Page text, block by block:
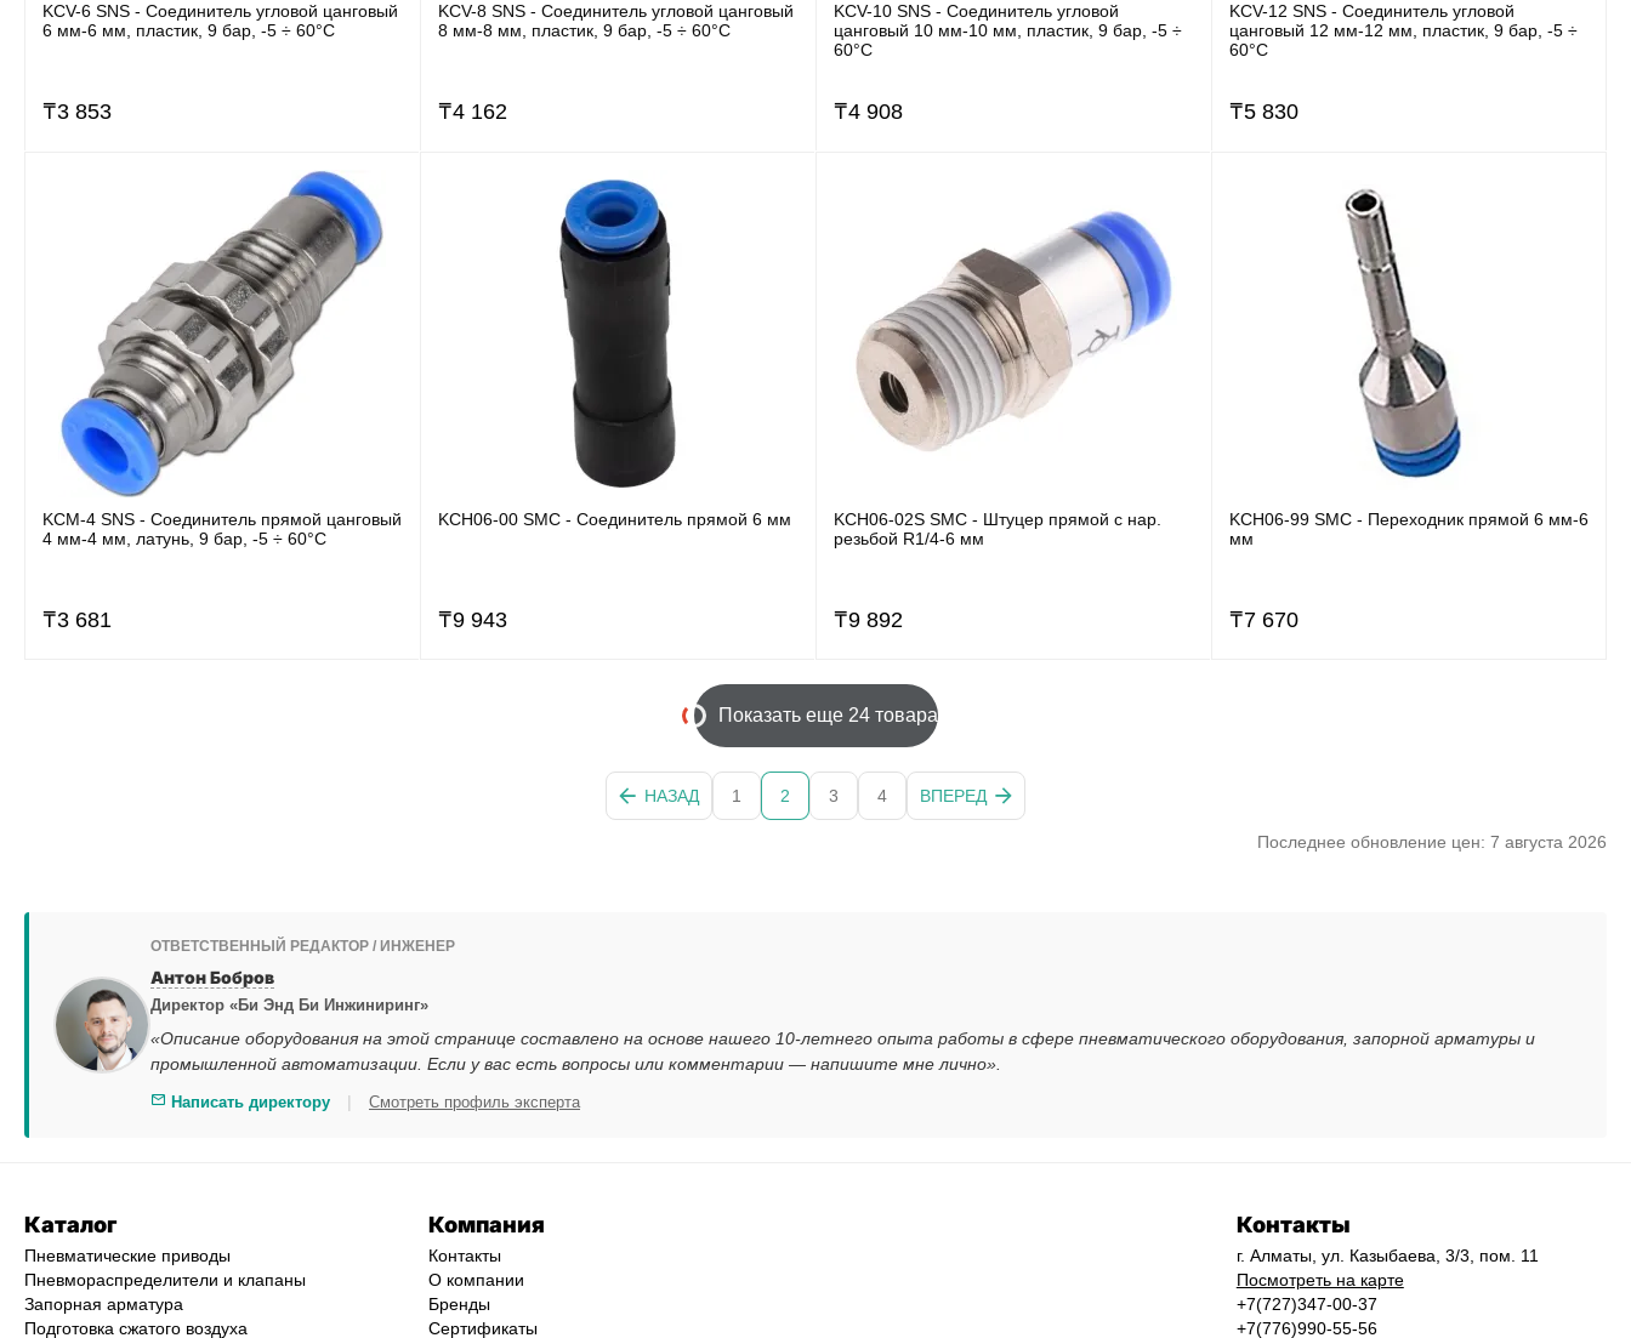
KCV-6 SNS - Соединитель угловой цанговый
6 мм-6 мм, пластик, 9 бар, -5 ÷ 60°C
₸3 853
KCV-8 SNS - Соединитель угловой цанговый
8 мм-8 мм, пластик, 9 бар, -5 ÷ 60°C
₸4 162
KCV-10 SNS - Соединитель угловой
цанговый 10 мм-10 мм, пластик, 9 бар, -5 ÷
60°C
₸4 908
KCV-12 SNS - Соединитель угловой
цанговый 12 мм-12 мм, пластик, 9 бар, -5 ÷
60°C
₸5 830
KCM-4 SNS - Соединитель прямой цанговый
4 мм-4 мм, латунь, 9 бар, -5 ÷ 60°C
₸3 681
KCH06-00 SMC - Соединитель прямой 6 мм
₸9 943
KCH06-02S SMC - Штуцер прямой с нар.
резьбой R1/4-6 мм
₸9 892
KCH06-99 SMC - Переходник прямой 6 мм-6
мм
₸7 670
Показать еще 24 товара
НАЗАД 1 2 3 4 ВПЕРЕД
Последнее обновление цен: 7 августа 2026
ОТВЕТСТВЕННЫЙ РЕДАКТОР / ИНЖЕНЕР
Антон Бобров
Директор «Би Энд Би Инжиниринг»
«Описание оборудования на этой странице составлено на основе нашего 10-летнего опыта работы в сфере пневматического оборудования, запорной арматуры и
промышленной автоматизации. Если у вас есть вопросы или комментарии — напишите мне лично».
Написать директору | Смотреть профиль эксперта
Каталог
Пневматические приводы
Пневмораспределители и клапаны
Запорная арматура
Подготовка сжатого воздуха
Компания
Контакты
О компании
Бренды
Сертификаты
Контакты
г. Алматы, ул. Казыбаева, 3/3, пом. 11
Посмотреть на карте
+7(727)347-00-37
+7(776)990-55-56